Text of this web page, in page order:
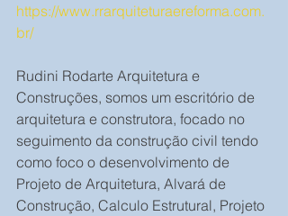
https://www.rrarquiteturaereforma.com.
br/
Rudini Rodarte Arquitetura e
Construções, somos um escritório de
arquitetura e construtora, focado no
seguimento da construção civil tendo
como foco o desenvolvimento de
Projeto de Arquitetura, Alvará de
Construção, Calculo Estrutural, Projeto